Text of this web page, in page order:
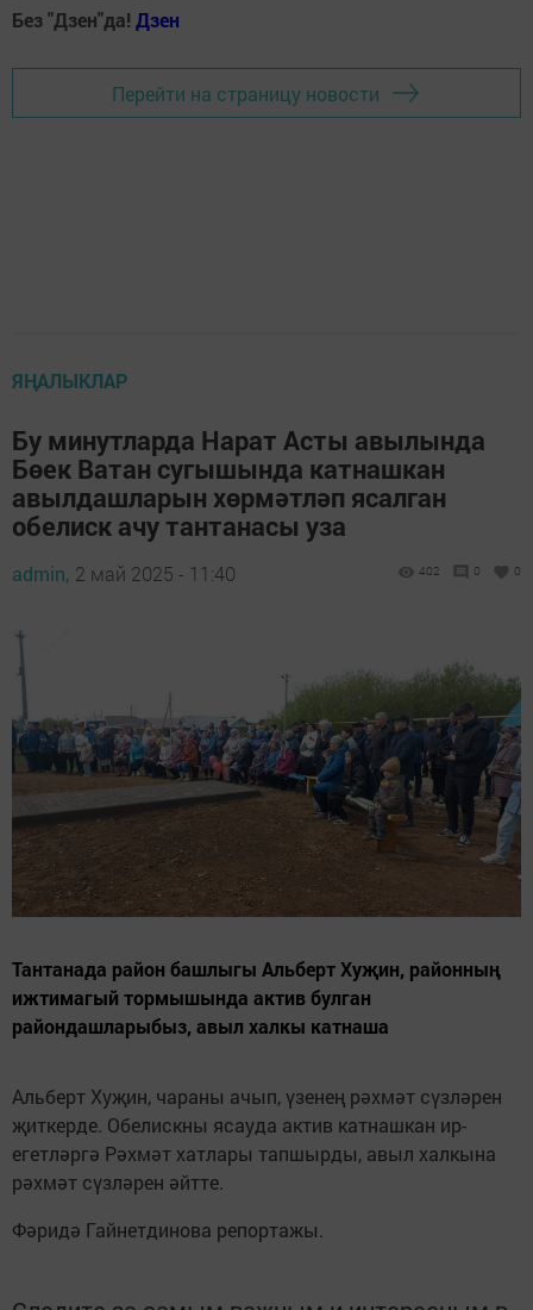
Без "Дзен"да! Дзен
Перейти на страницу новости
ЯҢАЛЫКЛАР
Бу минутларда Нарат Асты авылында
Бөек Ватан сугышында катнашкан
авылдашларын хөрмәтләп ясалган
обелиск ачу тантанасы уза
admin, 2 май 2025 - 11:40 402 0 0
Тантанада район башлыгы Альберт Хуҗин, районның
ижтимагый тормышында актив булган
райондашларыбыз, авыл халкы катнаша
Альберт Хуҗин, чараны ачып, үзенең рәхмәт сүзләрен
җиткерде. Обелискны ясауда актив катнашкан ир-
егетләргә Рәхмәт хатлары тапшырды, авыл халкына
рәхмәт сүзләрен әйтте.
Фәридә Гайнетдинова репортажы.